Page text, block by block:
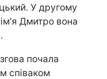
У другому
Дмитро вона
почала
співаком